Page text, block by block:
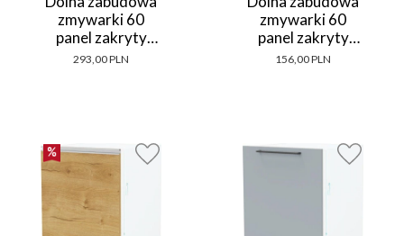
zmywarki 60
panel zakryty
Laurencja
293,00 PLN
zmywarki 60
panel zakryty
Monia (biały
156,00 PLN